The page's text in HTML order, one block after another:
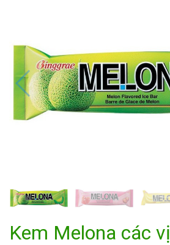
Kem Melona các vị